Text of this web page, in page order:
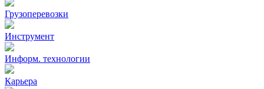
Грузоперевозки
Инструмент
Информ. технологии
Карьера